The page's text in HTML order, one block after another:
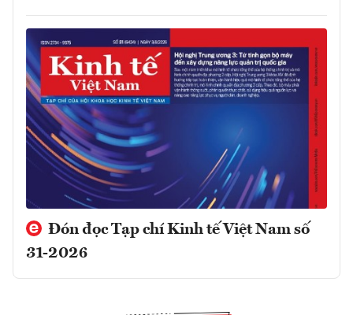
Đón đọc Tạp chí Kinh tế Việt Nam số
31-2026